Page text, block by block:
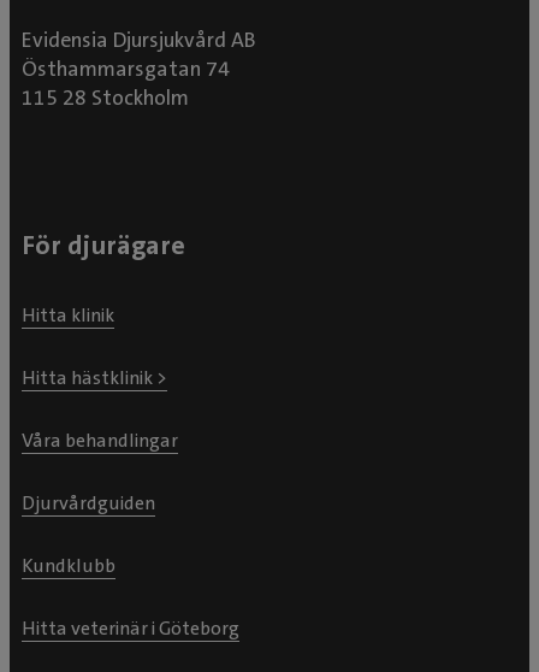
Evidensia Djursjukvård AB
Östhammarsgatan 74
115 28 Stockholm
För djurägare
Hitta klinik
Hitta hästklinik >
Våra behandlingar
Djurvårdguiden
Kundklubb
Hitta veterinär i Göteborg